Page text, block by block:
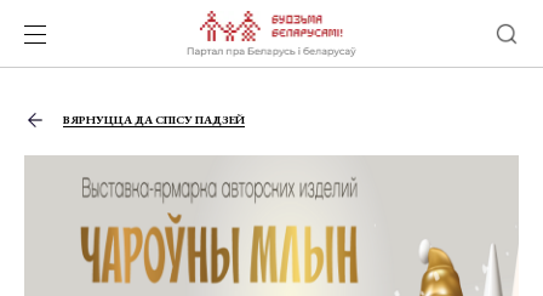
ВЯРНУЦЦА ДА СПІСУ ПАДЗЕЙ